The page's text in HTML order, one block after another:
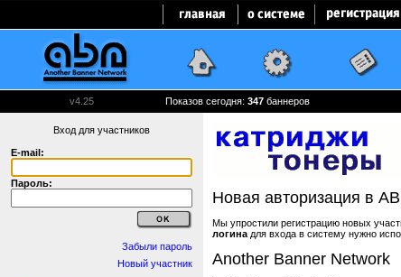
v4.25 Показов сегодня: 347 баннеров
Вход для участников
E-mail:
Пароль:
Забыли пароль
Новый участник
Новая авторизация в
Мы упростили регистрацию новых
логина для входа в систему нужно
Another Banner Network